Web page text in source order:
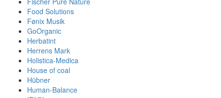
Food Solutions
Fønix Musik
GoOrganic
Herbatint
Herrens Mark
Holistica-Medica
House of coal
Hübner
Human-Balance